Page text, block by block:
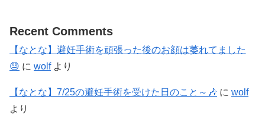
Recent Comments
【なとな】避妊手術を頑張った後のお顔は萎れてました
😓 に wolfより
【なとな】7/25の避妊手術を受けた日のこと～🎶 に wolf
より